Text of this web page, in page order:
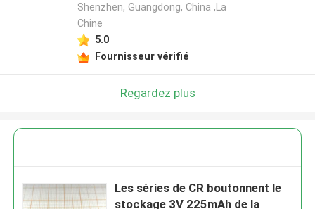
Shenzhen, Guangdong, China ,La
Chine
5.0
Fournisseur vérifié
Regardez plus
Les séries de CR boutonnent le
stockage 3V 225mAh de la